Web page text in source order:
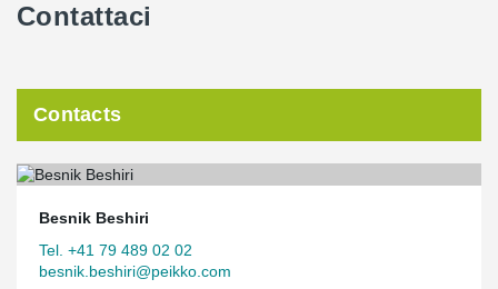
Contattaci
Contacts
Besnik Beshiri
Tel. +41 79 489 02 02
besnik.beshiri@peikko.com